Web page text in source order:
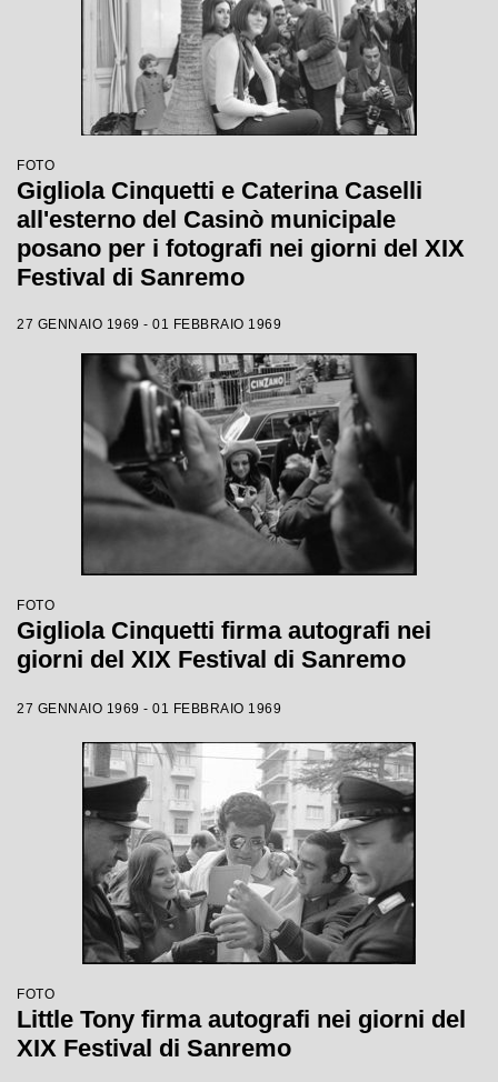
FOTO
Gigliola Cinquetti e Caterina Caselli
all'esterno del Casinò municipale
posano per i fotografi nei giorni del XIX
Festival di Sanremo
27 GENNAIO 1969 - 01 FEBBRAIO 1969
FOTO
Gigliola Cinquetti firma autografi nei
giorni del XIX Festival di Sanremo
27 GENNAIO 1969 - 01 FEBBRAIO 1969
FOTO
Little Tony firma autografi nei giorni del
XIX Festival di Sanremo